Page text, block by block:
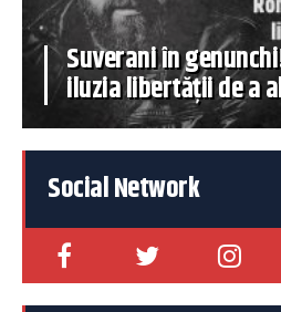
Suverani în
iluzia libertății de a
Social Network